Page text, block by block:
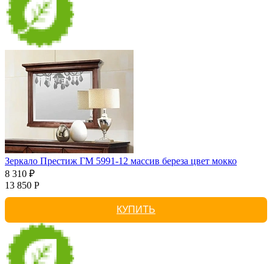
Зеркало Престиж ГМ 5991-12 массив береза цвет мокко
8 310 ₽
13 850 Р
КУПИТЬ